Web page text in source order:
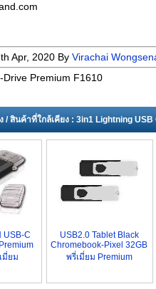
Apr, 2020 By Virachai
Drive Premium F1610
/ สินค้าที่ใกล้เคียง : 3in1 Lightning USB
USB-C
มี่ยม
USB2.0 Tablet Black
Chromebook-Pixel 32GB
พรี่เมี่ยม Premium